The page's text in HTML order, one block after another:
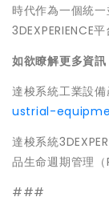
時代作為一個統
3DEXPERIENCE
如欲瞭解更多資訊
達梭系統工業設備
ustrial-
達梭系統
品生命週期管理（
###